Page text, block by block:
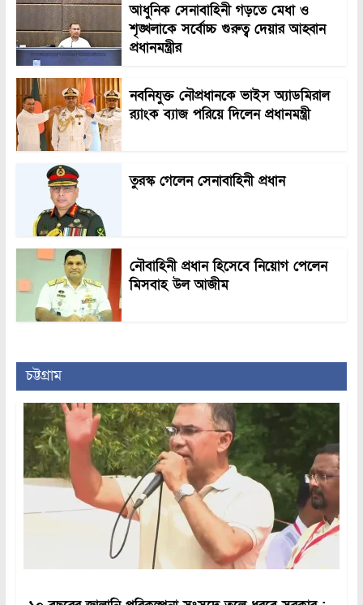
আধুনিক সেনাবাহিনী গড়তে মেধা ও
শৃঙ্খলাকে সর্বোচ্চ গুরুত্ব দেয়ার আহ্বান
প্রধানমন্ত্রীর
নবনিযুক্ত নৌপ্রধানকে ভাইস অ্যাডমিরাল
র‍্যাংক ব্যাজ পরিয়ে দিলেন প্রধানমন্ত্রী
তুরস্ক গেলেন সেনাবাহিনী প্রধান
নৌবাহিনী প্রধান হিসেবে নিয়োগ পেলেন
মিসবাহ উল আজীম
চট্টগ্রাম